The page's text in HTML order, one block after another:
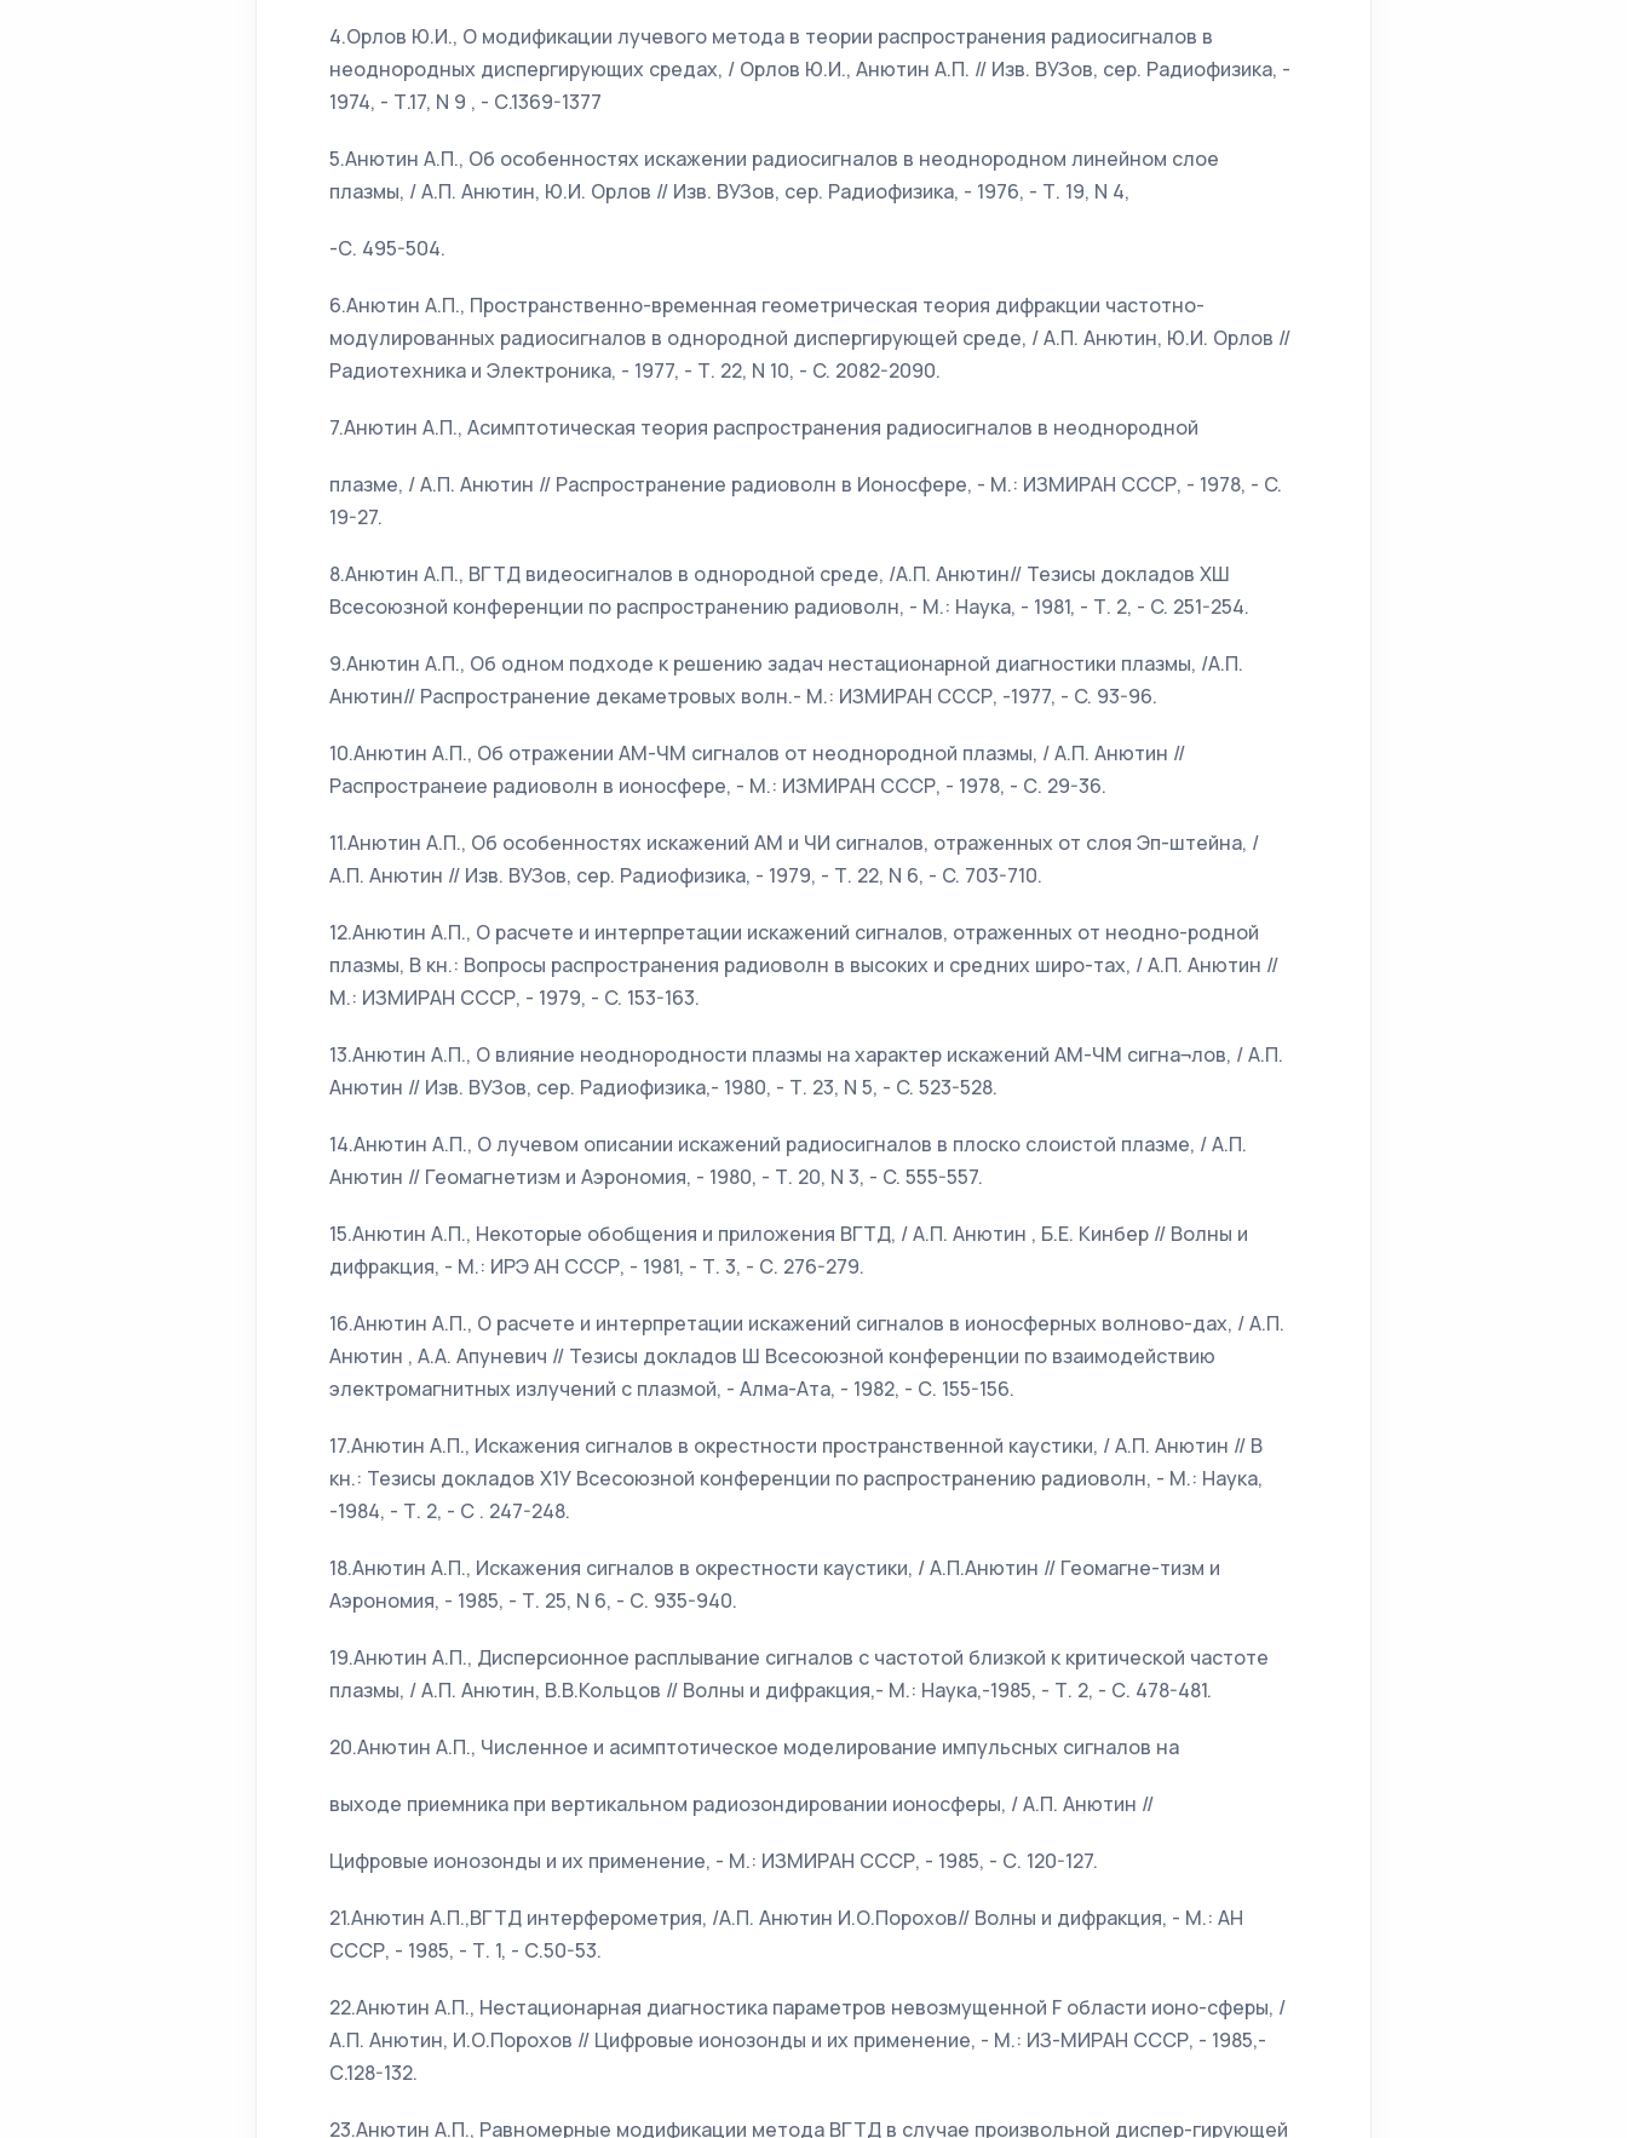
4.Орлов Ю.И., О модификации лучевого метода в теории распространения радиосигналов в
неоднородных диспергирующих средах, / Орлов Ю.И., Анютин А.П. // Изв. ВУЗов, сер. Радиофизика, -
1974, - Т.17, N 9 , - С.1369-1377
5.Анютин А.П., Об особенностях искажении радиосигналов в неоднородном линейном слое
плазмы, / А.П. Анютин, Ю.И. Орлов // Изв. ВУЗов, сер. Радиофизика, - 1976, - Т. 19, N 4,
-С. 495-504.
6.Анютин А.П., Пространственно-временная геометрическая теория дифракции частотно-
модулированных радиосигналов в однородной диспергирующей среде, / А.П. Анютин, Ю.И. Орлов //
Радиотехника и Электроника, - 1977, - Т. 22, N 10, - C. 2082-2090.
7.Анютин А.П., Асимптотическая теория распространения радиосигналов в неоднородной
плазме, / А.П. Анютин // Распространение радиоволн в Ионосфере, - М.: ИЗМИРАН СССР, - 1978, - C.
19-27.
8.Анютин А.П., ВГТД видеосигналов в однородной среде, /А.П. Анютин// Тезисы докладов ХШ
Всесоюзной конференции по распространению радиоволн, - М.: Наука, - 1981, - Т. 2, - C. 251-254.
9.Анютин А.П., Об одном подходе к решению задач нестационарной диагностики плазмы, /А.П.
Анютин// Распространение декаметровых волн.- М.: ИЗМИРАН СССР, -1977, - C. 93-96.
10.Анютин А.П., Об отражении АМ-ЧМ сигналов от неоднородной плазмы, / А.П. Анютин //
Распространеие радиоволн в ионоcфере, - М.: ИЗМИРАН СССР, - 1978, - С. 29-36.
11.Анютин А.П., Об особенностях искажений AM и ЧИ сигналов, отраженных от слоя Эп-штейна, /
А.П. Анютин // Изв. ВУЗов, сер. Радиофизика, - 1979, - Т. 22, N 6, - C. 703-710.
12.Анютин А.П., О расчете и интерпретации искажений сигналов, отраженных от неодно-родной
плазмы, В кн.: Вопросы распространения радиоволн в высоких и средних широ-тах, / А.П. Анютин //
М.: ИЗМИРАН СССР, - 1979, - C. 153-163.
13.Анютин А.П., О влияние неоднородности плазмы на характер искажений АМ-ЧМ сигна¬лов, / А.П.
Анютин // Изв. ВУЗов, сер. Радиофизика,- 1980, - Т. 23, N 5, - C. 523-528.
14.Анютин А.П., О лучевом описании искажений радиосигналов в плоско слоистой плазме, / А.П.
Анютин // Геомагнетизм и Аэрономия, - 1980, - Т. 20, N 3, - C. 555-557.
15.Анютин А.П., Некоторые обобщения и приложения BГTД, / А.П. Анютин , Б.Е. Кинбер // Волны и
дифракция, - М.: ИРЭ АН СССР, - 1981, - Т. 3, - С. 276-279.
16.Анютин А.П., О расчете и интерпретации искажений сигналов в ионосферных волново-дах, / А.П.
Анютин , А.А. Апуневич // Тезисы докладов Ш Всесоюзной конференции по взаимодействию
электромагнитных излучений с плазмой, - Алма-Ата, - 1982, - С. 155-156.
17.Анютин А.П., Искажения сигналов в окрестности пространственной каустики, / А.П. Анютин // В
кн.: Тезисы докладов Х1У Всесоюзной конференции по распространению радиоволн, - М.: Наука,
-1984, - Т. 2, - С . 247-248.
18.Анютин А.П., Искажения сигналов в окрестности каустики, / А.П.Анютин // Геомагне-тизм и
Аэрономия, - 1985, - Т. 25, N 6, - С. 935-940.
19.Анютин А.П., Дисперсионное расплывание сигналов с частотой близкой к критической частоте
плазмы, / А.П. Анютин, В.В.Кольцов // Волны и дифракция,- М.: Наука,-1985, - Т. 2, - С. 478-481.
20.Анютин А.П., Численное и асимптотическое моделирование импульсных сигналов на
выходе приемника при вертикальном радиозондировании ионосферы, / А.П. Анютин //
Цифровые ионозонды и их применение, - М.: ИЗМИРАН СССР, - 1985, - С. 120-127.
21.Анютин А.П.,ВГТД интерферометрия, /А.П. Анютин И.О.Порохов// Волны и дифракция, - М.: АН
СССР, - 1985, - Т. 1, - С.50-53.
22.Анютин А.П., Нестационарная диагностика параметров невозмущенной F области ионо-сферы, /
А.П. Анютин, И.О.Порохов // Цифровые ионозонды и их применение, - М.: ИЗ-МИРАН СССР, - 1985,-
С.128-132.
23.Анютин А.П., Равномерные модификации метода ВГТД в случае произвольной диспер-гирующей